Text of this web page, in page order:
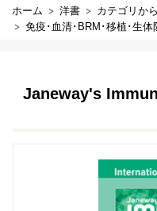
ホーム 洋書 カテゴリか
免疫･血清･BRM･移植･生体
Janeway's